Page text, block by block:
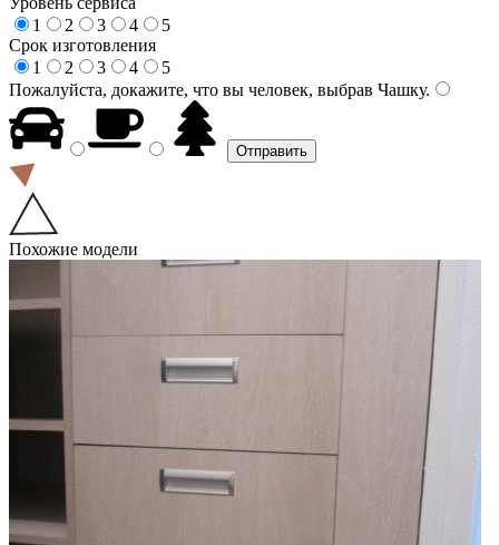
1
2 3 4
5
Срок изготовления
1
2 3 4
5
Пожалуйста, докажите, что вы человек, выбрав Чашку.
Похожие модели